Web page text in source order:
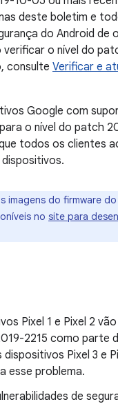
deste boletim e
do Android de
o nível do
consulte Verificar e
Google com
o nível do patch
todos os clientes
imagens do firmware
no site para
Pixel 1 e Pixel 2
2215 como parte
Pixel 3 e
esse problema.
de